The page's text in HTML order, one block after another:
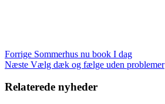
Forrige Sommerhus nu book I dag
Næste Vælg dæk og fælge uden problemer
Relaterede nyheder